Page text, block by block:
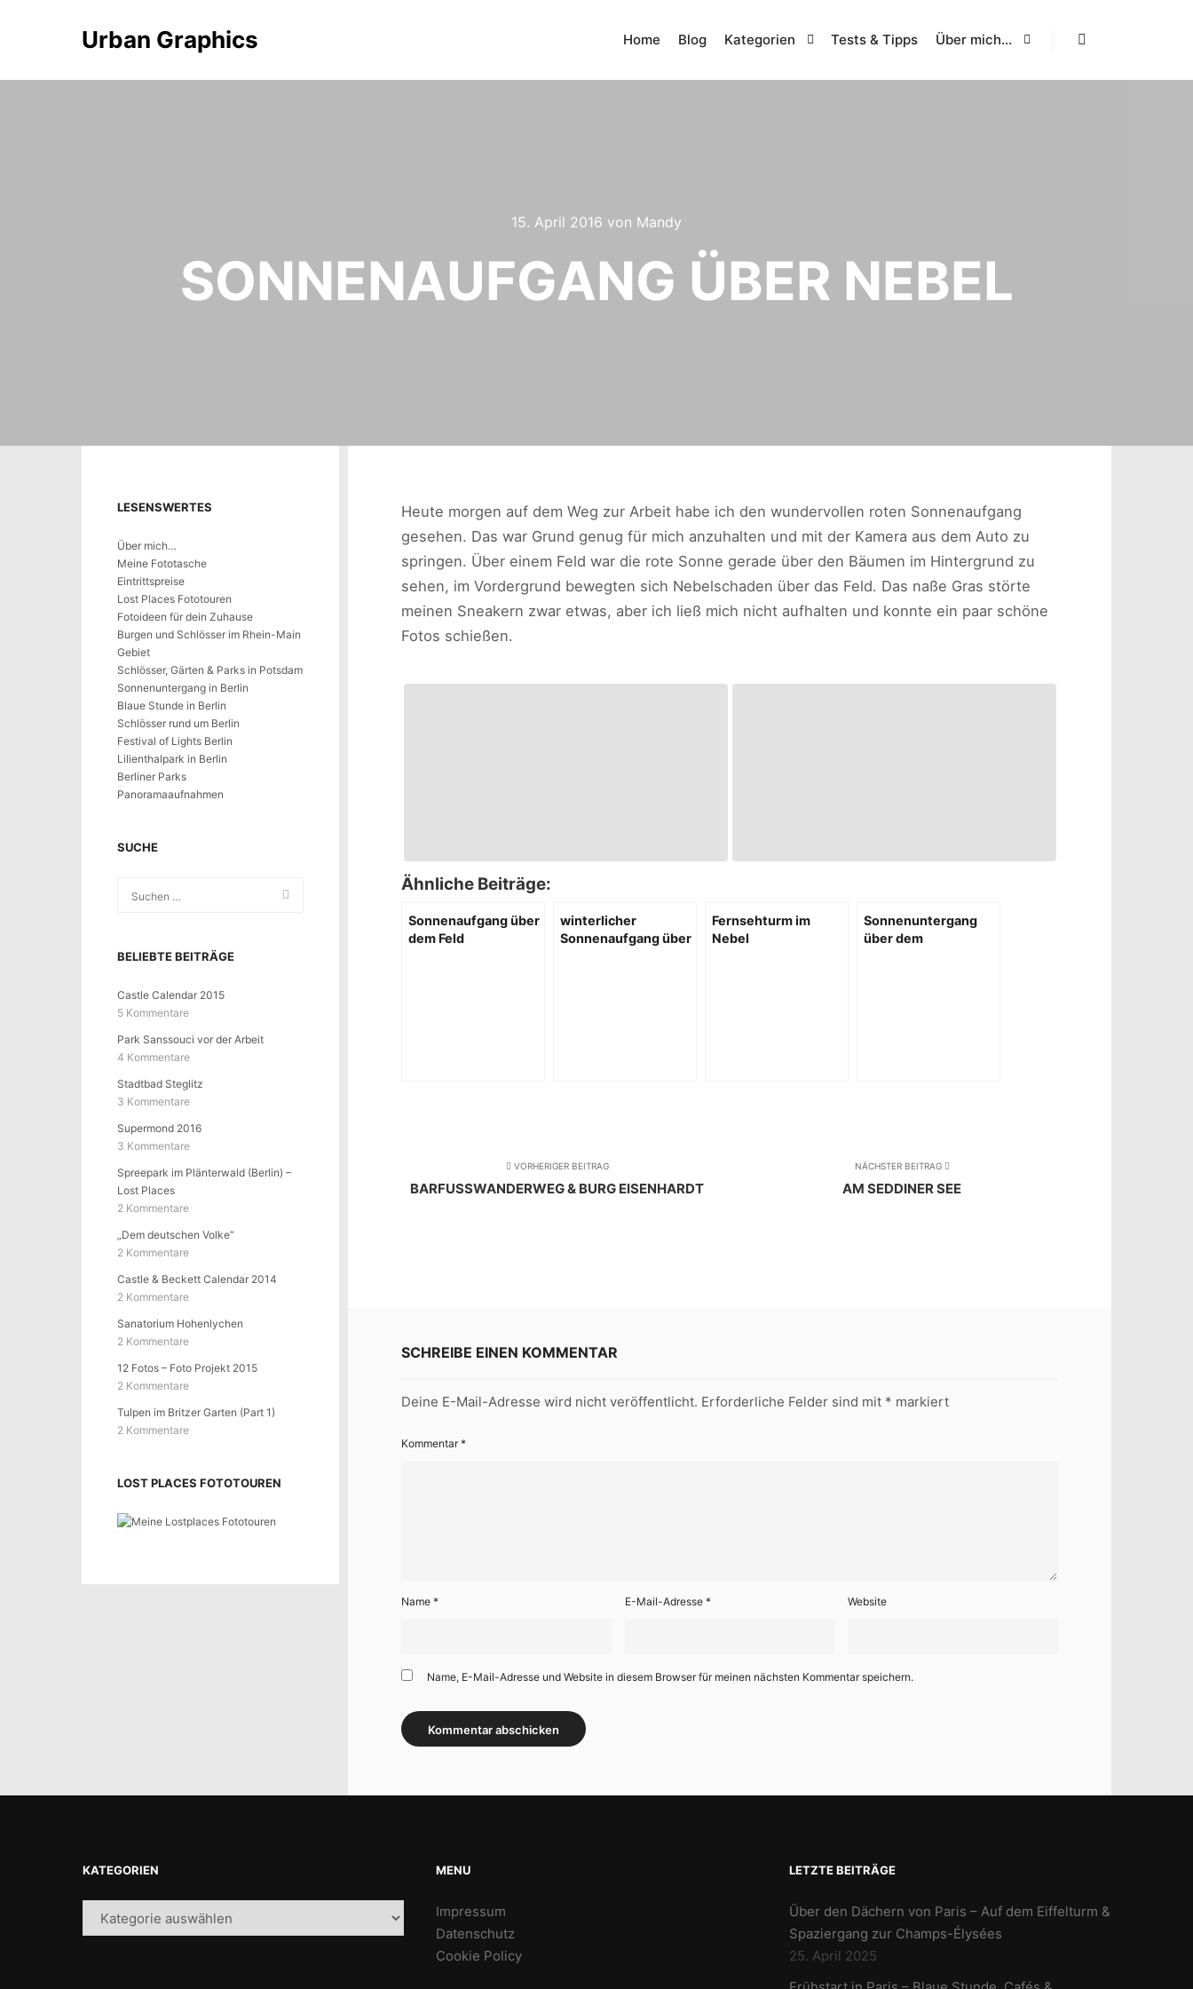
Urban Graphics Home Blog Kategorien Tests & Tipps Über mich…
15. April 2016 von Mandy
SONNENAUFGANG ÜBER NEBEL
Heute morgen auf dem Weg zur Arbeit habe ich den wundervollen roten Sonnenaufgang
gesehen. Das war Grund genug für mich anzuhalten und mit der Kamera aus dem Auto zu
springen. Über einem Feld war die rote Sonne gerade über den Bäumen im Hintergrund zu
sehen, im Vordergrund bewegten sich Nebelschaden über das Feld. Das naße Gras störte
meinen Sneakern zwar etwas, aber ich ließ mich nicht aufhalten und konnte ein paar schöne
Fotos schießen.
Ähnliche Beiträge:
Sonnenaufgang über
dem Feld
winterlicher
Sonnenaufgang über
Fernsehturm im
Nebel
Sonnenuntergang
über dem
VORHERIGER BEITRAG
BARFUSSWANDERWEG & BURG EISENHARDT
NÄCHSTER BEITRAG
AM SEDDINER SEE
SCHREIBE EINEN KOMMENTAR
Deine E-Mail-Adresse wird nicht veröffentlicht. Erforderliche Felder sind mit * markiert
Kommentar*
Name * E-Mail-Adresse * Website
Name, E-Mail-Adresse und Website in diesem Browser für meinen nächsten Kommentar speichern.
LESENSWERTES
Über mich…
Meine Fototasche
Eintrittspreise
Lost Places Fototouren
Fotoideen für dein Zuhause
Burgen und Schlösser im Rhein-Main
Gebiet
Schlösser, Gärten & Parks in Potsdam
Sonnenuntergang in Berlin
Blaue Stunde in Berlin
Schlösser rund um Berlin
Festival of Lights Berlin
Lilienthalpark in Berlin
Berliner Parks
Panoramaaufnahmen
SUCHE
BELIEBTE BEITRÄGE
Castle Calendar 2015
5 Kommentare
Park Sanssouci vor der Arbeit
4 Kommentare
Stadtbad Steglitz
3 Kommentare
Supermond 2016
3 Kommentare
Spreepark im Plänterwald (Berlin) –
Lost Places
2 Kommentare
„Dem deutschen Volke“
2 Kommentare
Castle & Beckett Calendar 2014
2 Kommentare
Sanatorium Hohenlychen
2 Kommentare
12 Fotos – Foto Projekt 2015
2 Kommentare
Tulpen im Britzer Garten (Part 1)
2 Kommentare
LOST PLACES FOTOTOUREN
KATEGORIEN
Kategorien
MENU
Impressum
Datenschutz
Cookie Policy
LETZTE BEITRÄGE
Über den Dächern von Paris – Auf dem Eiffelturm &
Spaziergang zur Champs-Élysées
25. April 2025